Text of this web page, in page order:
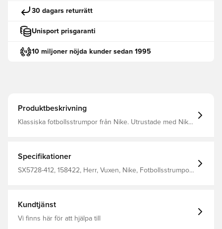
30 dagars returrätt
Unisport prisgaranti
10 miljoner nöjda kunder sedan 1995
Produktbeskrivning
Klassiska fotbollsstrumpor från Nike. Utrustade med Nike
Specifikationer
SX5728-412, 158422, Herr, Vuxen, Nike, Fotbollsstrumpor,
Kundtjänst
Vi finns här för att hjälpa till